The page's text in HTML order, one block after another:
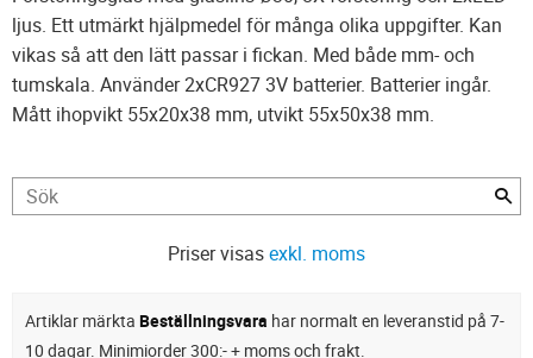
ljus. Ett utmärkt hjälpmedel för många olika uppgifter. Kan
vikas så att den lätt passar i fickan. Med både mm- och
tumskala. Använder 2xCR927 3V batterier. Batterier ingår.
Mått ihopvikt 55x20x38 mm, utvikt 55x50x38 mm.
Priser visasexkl. moms
Artiklar märkta Beställningsvara har normalt en leveranstid på 7-
10 dagar. Minimiorder 300:- + moms och frakt.